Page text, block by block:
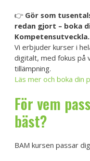
👉 Gör som
redan gjort – boka
Kompetensutveckla.
Vi erbjuder kurser i
digitalt, med fokus på
tillämpning.
Läs mer och boka din
För vem
bäst?
BAM kursen passar